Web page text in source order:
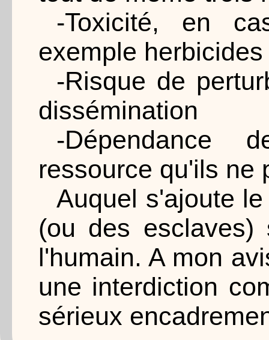
-Toxicité, en
exemple herbicides
-Risque de
dissémination
-Dépendance
ressource qu'ils ne
Auquel s'ajoute
(ou des
l'humain. A mon
une interdiction
sérieux